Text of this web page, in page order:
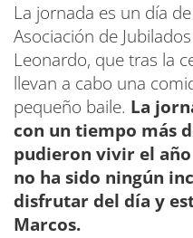
La jornada es un día
Asociación de
Leonardo, que tras la
llevan a cabo una
pequeño baile. La
con un tiempo más
pudieron vivir el
no ha sido ningún
disfrutar del día y
Marcos.